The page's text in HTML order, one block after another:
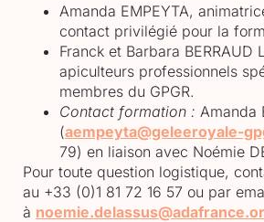
Amanda EMPEYTA,
contact privilégié pour la
Franck et Barbara BERRAUD
apiculteurs professionnels
membres du GPGR.
Contact formation : Amanda
(aempeyta@geleeroyale-
79) en liaison avec Noémie
Pour toute question logistique,
au +33 (0)1 81 72 16 57 ou par
à